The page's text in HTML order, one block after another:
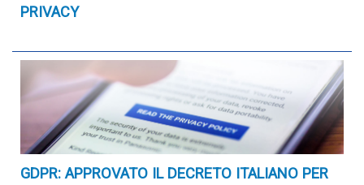
PRIVACY
GDPR: APPROVATO IL DECRETO ITALIANO PER